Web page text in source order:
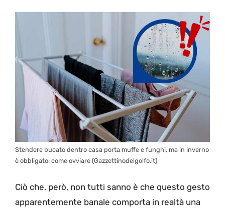
Stendere bucato dentro casa porta muffe e funghi, ma in inverno
è obbligato: come ovviare (Gazzettinodelgolfo.it)
Ciò che, però, non tutti sanno è che questo gesto
apparentemente banale comporta in realtà una